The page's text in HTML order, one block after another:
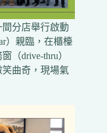
間分店舉行啟動
）親臨，在櫃檯
（drive-thru）
曲奇，現場氣